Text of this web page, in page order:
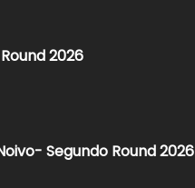
2026​
Segundo Round 2026​